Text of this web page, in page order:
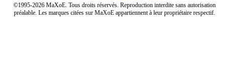
©1995-2026 MaXoE. Tous droits réservés. Reproduction interdite sans autorisation
préalable. Les marques citées sur MaXoE appartiennent à leur propriétaire respectif.